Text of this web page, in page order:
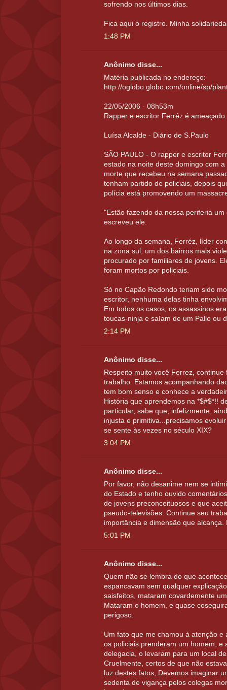
sofrendo nos últimos dias.
Fica aqui o registro. Minha
1:48 PM
Anônimo disse...
Matéria publicada no endereço:
http://oglobo.globo.com/online/sp/
22/05/2006 - 08h53m
Rapper e escritor Ferréz é ameaçado
Luísa Alcalde - Diário de S.Paulo
SÃO PAULO - O rapper e escritor
estado na noite deste domingo com
morte que recebeu na semana
tenham partido de policiais, depois
polícia está promovendo um
"Estão fazendo da nossa periferia
escreveu ele.
Ao longo da semana, Ferréz, líder
na zona sul, um dos bairros mais
procurado por familiares de jovens.
foram mortos por policiais.
Só no Capão Redondo teriam sido
escritor, nenhuma delas tinha
Em todos os casos, os assassinos
toucas-ninja e saíam de um Palio ou
2:14 PM
Anônimo disse...
Respeito muito você Ferrez,
trabalho. Estamos acompanhando
tem bom senso e conhece a
História que aprendemos na *$#$*!!
particular, sabe que, infelizmente,
injusta e primitiva...precisamos
se sente às vezes no século XIX?
3:04 PM
Anônimo disse...
Por favor, não desanime nem se
do Estado e tenho ouvido
de jovens preconceituosos e que
pseudo-televisões. Continue seu
importância e dimensão que alcança.
5:01 PM
Anônimo disse...
Quem não se lembra do que
espancavam sem qualquer
saisfeitos, mataram covardemente
Mataram o homem, e quase
perigoso.
Um fato que me chamou à atenção
os policiais prenderam um homem, e
delegacia, o levaram para um local
Cruelmente, certos de que não
luz destes fatos, Devemos imaginar
sedenta de vigança pelos colegas